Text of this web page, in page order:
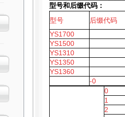
型号和后缀代码：
型号
后缀代码
YS1700
YS1500
YS1310
YS1350
YS1360
-0
0
1
2